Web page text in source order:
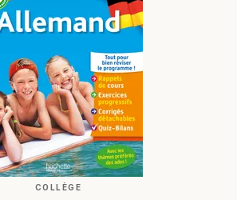
COLLÈGE